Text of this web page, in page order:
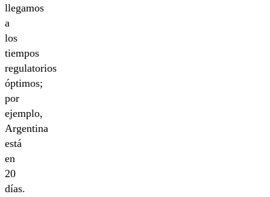
llegamos
a
los
tiempos
regulatorios
óptimos;
por
ejemplo,
Argentina
está
en
20
días.